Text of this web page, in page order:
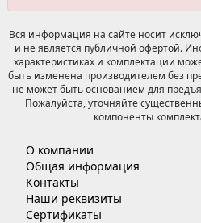
Вся информация на сайте носит
и не является публичной офертой.
характеристиках и комплектации
быть изменена производителем без
не может быть основанием для
Пожалуйста, уточняйте
компоненты
О компании
Общая информация
Контакты
Наши реквизиты
Сертификаты